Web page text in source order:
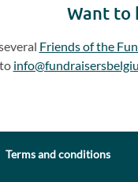
Want to
Friends of the
Terms and conditions